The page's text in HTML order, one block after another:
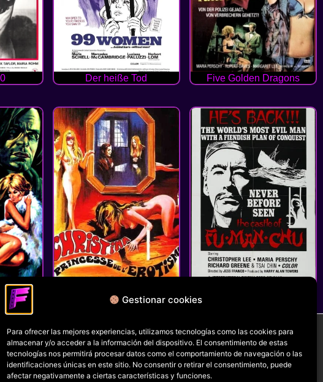
Gestionar cookies
Para ofrecer las mejores experiencias, utilizamos tecnologías como las cookies para
almacenar y/o acceder a la información del dispositivo. El consentimiento de estas
tecnologías nos permitirá procesar datos como el comportamiento de navegación o las
identificaciones únicas en este sitio. No consentir o retirar el consentimiento, puede
afectar negativamente a ciertas características y funciones.
Der heiße Tod Five Golden Dragons
RRSS